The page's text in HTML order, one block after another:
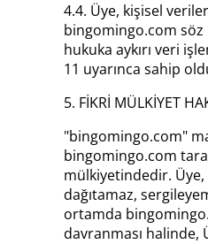
4.4. Üye, kişisel
bingomingo.com söz
hukuka aykırı veri
11 uyarınca sahip
5. FİKRİ MÜLKİYET
"bingomingo.com"
bingomingo.com
mülkiyetindedir. Üye,
dağıtamaz,
ortamda
davranması halinde,